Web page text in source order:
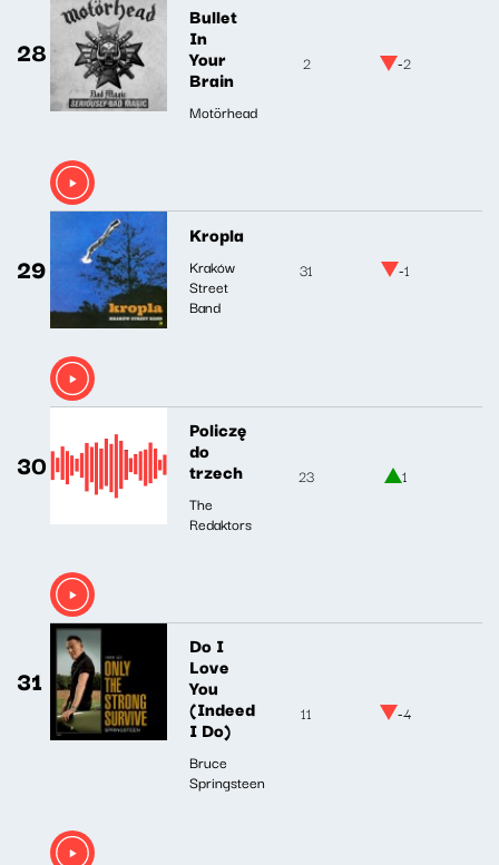
28
Bullet
In
Your
Brain
Motörhead
2 -2
29
Kropla
Kraków
Street
Band
31 -1
30
Policzę
do
trzech
The
Redaktors
23 1
31
Do I
Love
You
(Indeed
I Do)
Bruce
Springsteen
11 -4